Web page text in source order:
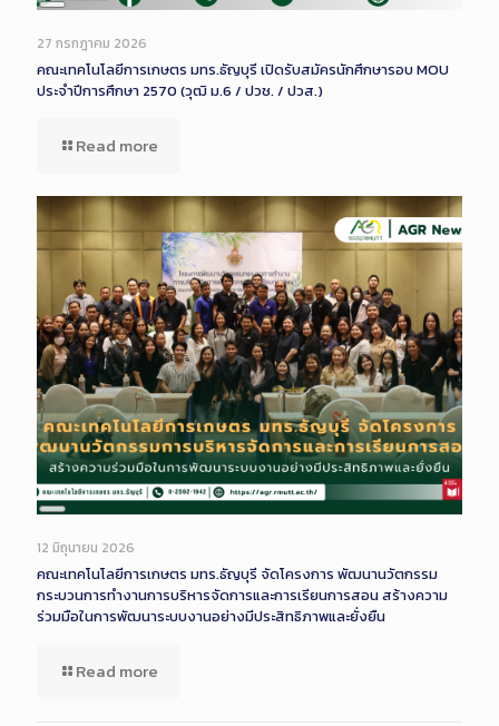
Long
Description
27 กรกฎาคม 2026
คณะเทคโนโลยีการเกษตร มทร.ธัญบุรี เปิดรับสมัครนักศึกษารอบ MOU
ประจำปีการศึกษา 2570 (วุฒิ ม.6 / ปวช. / ปวส.)
Read more
Long
Description
12 มิถุนายน 2026
คณะเทคโนโลยีการเกษตร มทร.ธัญบุรี จัดโครงการ พัฒนานวัตกรรม
กระบวนการทำงานการบริหารจัดการและการเรียนการสอน สร้างความ
ร่วมมือในการพัฒนาระบบงานอย่างมีประสิทธิภาพและยั่งยืน
Read more